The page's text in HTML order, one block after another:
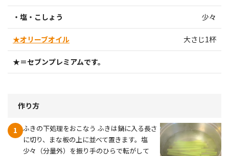
・塩・こしょう 少々
★オリーブオイル 大さじ1杯
★＝セブンプレミアムです。
作り方
1
ふきの下処理をおこなう ふきは鍋に入る長さ
に切り、まな板の上に並べて置きます。塩
少々（分量外）を振り手のひらで転がして